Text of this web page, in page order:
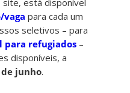
vaga para cada um
seletivos – para
para refugiados –
disponíveis, a
de junho.